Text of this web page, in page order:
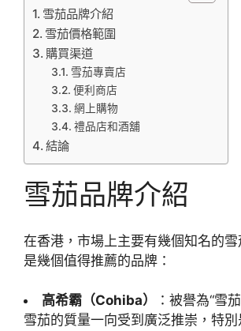
雪茄品牌介紹
雪茄價格範圍
購買渠道
雪茄專賣店
便利商店
網上購物
禮品店和酒舖
結論
雪茄品牌介紹
在香港，市場上主要有幾個知名的
是幾個值得推薦的品牌：
高希霸（Cohiba）
：被譽為“雪
雪茄的質量一向受到廣泛推崇，特別